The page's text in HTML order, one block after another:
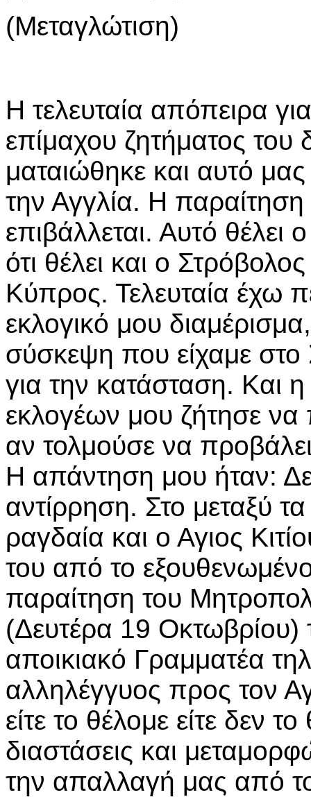
(Μεταγλώτιση)
Η τελευταία απόπειρα
επίμαχου ζητήματος του
ματαιώθηκε και αυτό
την Αγγλία. Η
επιβάλλεται. Αυτό
ότι θέλει και ο
Κύπρος. Τελευταία έχω
εκλογικό μου
σύσκεψη που είχαμε στο
για την κατάσταση. Και
εκλογέων μου ζήτησε να
αν τολμούσε να
Η απάντηση μου ήταν:
αντίρρηση. Στο μεταξύ
ραγδαία και ο Αγιος
του από το
παραίτηση του
(Δευτέρα 19 Οκτωβρίου)
αποικιακό Γραμματέα
αλληλέγγυος προς τον
είτε το θέλομε είτε δεν
διαστάσεις και
την απαλλαγή μας από